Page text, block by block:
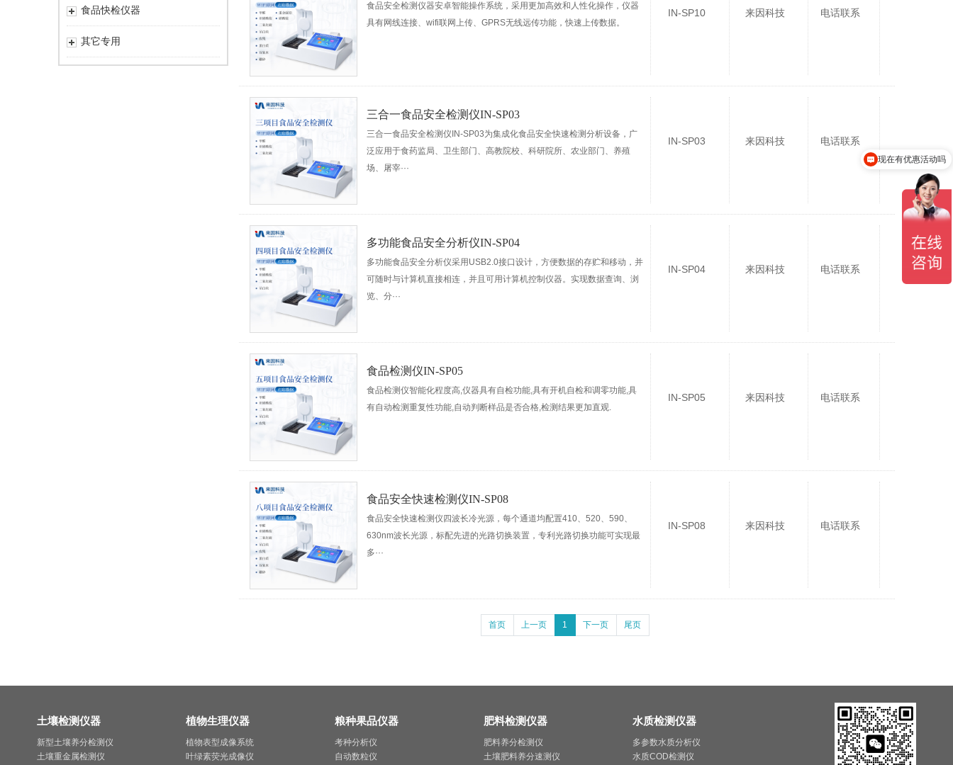
食品快检仪器
其它专用
食品安全检测仪器安卓智能操作系统，采用更加高效和人性化操作，仪器
具有网线连接、wifi联网上传、GPRS无线远传功能，快速上传数据。
IN-SP10 来因科技 电话联系
三合一食品安全检测仪IN-SP03
三合一食品安全检测仪IN-SP03为集成化食品安全快速检测分析设备，广
泛应用于食药监局、卫生部门、高教院校、科研院所、农业部门、养殖
场、屠宰···
IN-SP03 来因科技 电话联系
多功能食品安全分析仪IN-SP04
多功能食品安全分析仪采用USB2.0接口设计，方便数据的存贮和移动，并
可随时与计算机直接相连，并且可用计算机控制仪器。实现数据查询、浏
览、分···
IN-SP04 来因科技 电话联系
食品检测仪IN-SP05
食品检测仪智能化程度高,仪器具有自检功能,具有开机自检和调零功能,具
有自动检测重复性功能,自动判断样品是否合格,检测结果更加直观.
IN-SP05 来因科技 电话联系
食品安全快速检测仪IN-SP08
食品安全快速检测仪四波长冷光源，每个通道均配置410、520、590、
630nm波长光源，标配先进的光路切换装置，专利光路切换功能可实现最
多···
IN-SP08 来因科技 电话联系
首页 上一页 1 下一页 尾页
土壤检测仪器
新型土壤养分检测仪
土壤重金属检测仪
植物生理仪器
植物表型成像系统
叶绿素荧光成像仪
粮种果品仪器
考种分析仪
自动数粒仪
肥料检测仪器
肥料养分检测仪
土壤肥料养分速测仪
水质检测仪器
多参数水质分析仪
水质COD检测仪
现在有优惠活动吗